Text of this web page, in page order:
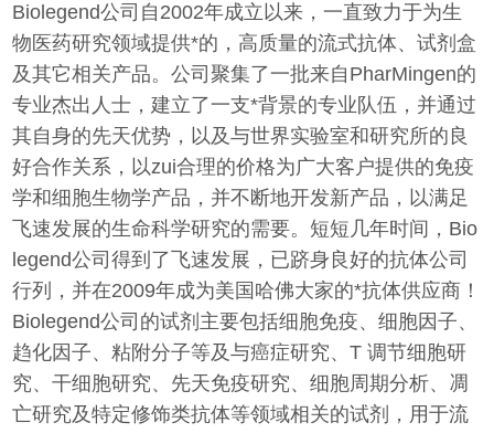
Biolegend公司自2002年成立以来，一直致力于为生
物医药研究领域提供*的，高质量的流式抗体、试剂盒
及其它相关产品。公司聚集了一批来自PharMingen的
专业杰出人士，建立了一支*背景的专业队伍，并通过
其自身的先天优势，以及与世界实验室和研究所的良
好合作关系，以zui合理的价格为广大客户提供的免疫
学和细胞生物学产品，并不断地开发新产品，以满足
飞速发展的生命科学研究的需要。短短几年时间，Bio
legend公司得到了飞速发展，已跻身良好的抗体公司
行列，并在2009年成为美国哈佛大家的*抗体供应商！
Biolegend公司的试剂主要包括细胞免疫、细胞因子、
趋化因子、粘附分子等及与癌症研究、T 调节细胞研
究、干细胞研究、先天免疫研究、细胞周期分析、凋
亡研究及特定修饰类抗体等领域相关的试剂，用于流